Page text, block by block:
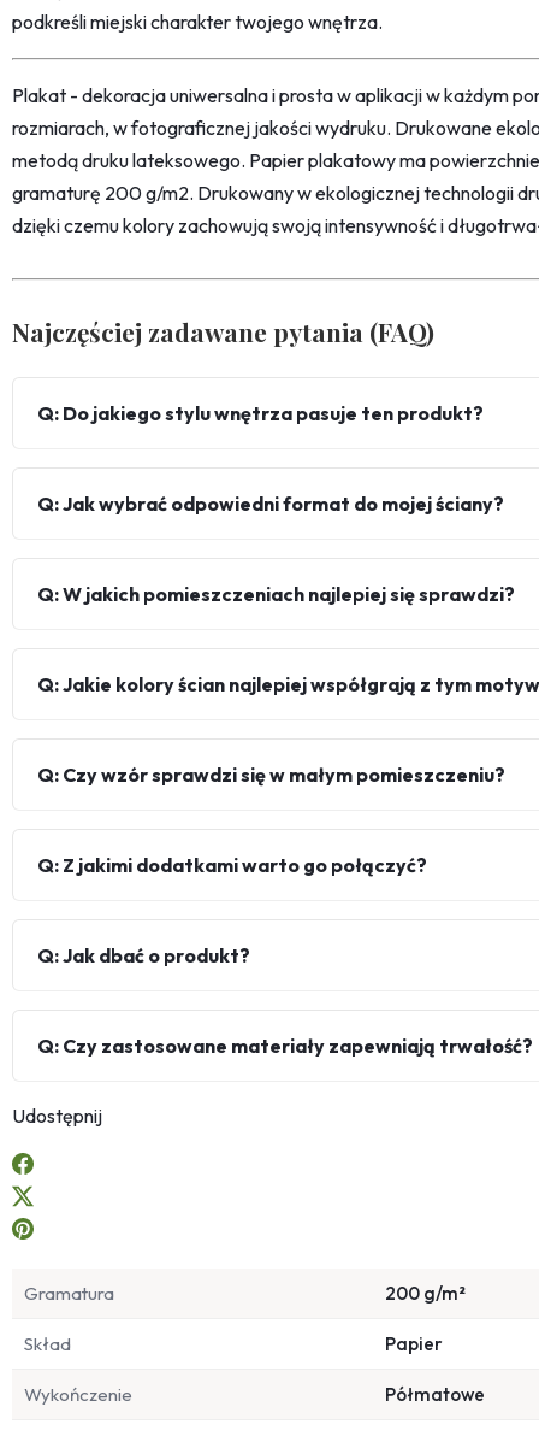
podkreśli miejski charakter twojego wnętrza.
Plakat - dekoracja uniwersalna i prosta w aplikacji w każdym
rozmiarach, w fotograficznej jakości wydruku. Drukowane
metodą druku lateksowego. Papier plakatowy ma
gramaturę 200 g/m2. Drukowany w ekologicznej technologii
dzięki czemu kolory zachowują swoją intensywność i
Najczęściej zadawane pytania (FAQ)
Q: Do jakiego stylu wnętrza pasuje ten produkt?
Q: Jak wybrać odpowiedni format do mojej ściany?
Q: W jakich pomieszczeniach najlepiej się sprawdzi?
Q: Jakie kolory ścian najlepiej współgrają z tym
Q: Czy wzór sprawdzi się w małym pomieszczeniu?
Q: Z jakimi dodatkami warto go połączyć?
Q: Jak dbać o produkt?
Q: Czy zastosowane materiały zapewniają trwałość?
Udostępnij
Gramatura 200 g/m²
Skład Papier
Wykończenie Półmatowe